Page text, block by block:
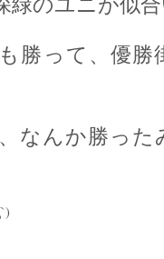
勝って、優勝
んか勝った